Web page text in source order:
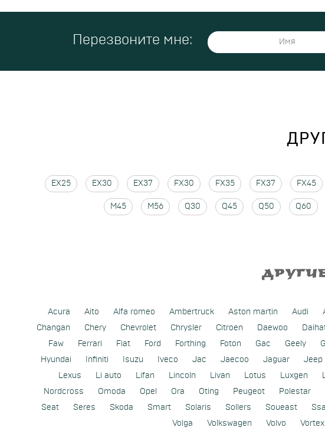
Перезвоните мне:
EX25 EX30 EX37 FX30 FX35 FX37 FX45
M45 M56 Q30 Q45 Q50 Q60
Acura Aito Alfa romeo Ambertruck Aston martin Audi
Changan
Chery Chevrolet Chrysler Citroen Daewoo
Faw
Ferrari Fiat Ford Forthing Foton Gac Geely
Hyundai
Infiniti Isuzu Iveco Jac Jaecoo Jaguar Jeep
Lexus
Li auto Lifan Lincoln Livan Lotus Luxgen
Nordcross
Omoda Opel Ora Oting Peugeot Polestar
Seat
Seres Skoda Smart Solaris Sollers Soueast
Volga
Volkswagen Volvo Vortex